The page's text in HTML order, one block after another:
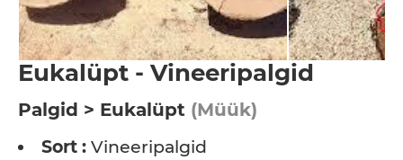
Eukalüpt - Vineeripalgid
Palgid > Eukalüpt (Müük)
Sort : Vineeripalgid